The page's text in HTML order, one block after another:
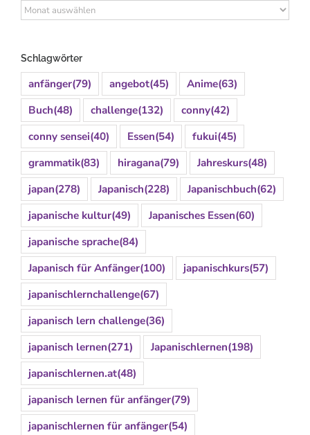
Archiv
Schlagwörter
anfänger(79) angebot(45) Anime(63)
Buch(48) challenge(132) conny(42)
conny sensei(40) Essen(54) fukui(45)
grammatik(83) hiragana(79) Jahreskurs(48)
japan(278) Japanisch(228) Japanischbuch(62)
japanische kultur(49) Japanisches Essen(60)
japanische sprache(84)
Japanisch für Anfänger(100) japanischkurs(57)
japanischlernchallenge(67)
japanisch lern challenge(36)
japanisch lernen(271) Japanischlernen(198)
japanischlernen.at(48)
japanisch lernen für anfänger(79)
japanischlernen für anfänger(54)